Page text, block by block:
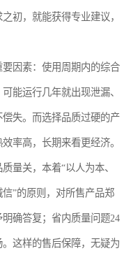
初，就能获得专业建议，
因素：使用周期内的综合
能运行几年就出现泄漏、
失。而选择品质过硬的产
率高，长期来看更经济。
量关，本着“以人为本、
”的原则，对所售产品郑
确答复；省内质量问题24
这样的售后保障，无疑为